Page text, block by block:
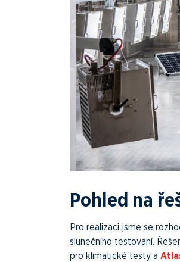
Pohled na
Pro realizaci jsme se
slunečního testování.
pro klimatické testy a